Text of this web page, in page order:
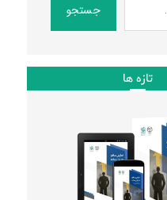
جستجو
تازه ها